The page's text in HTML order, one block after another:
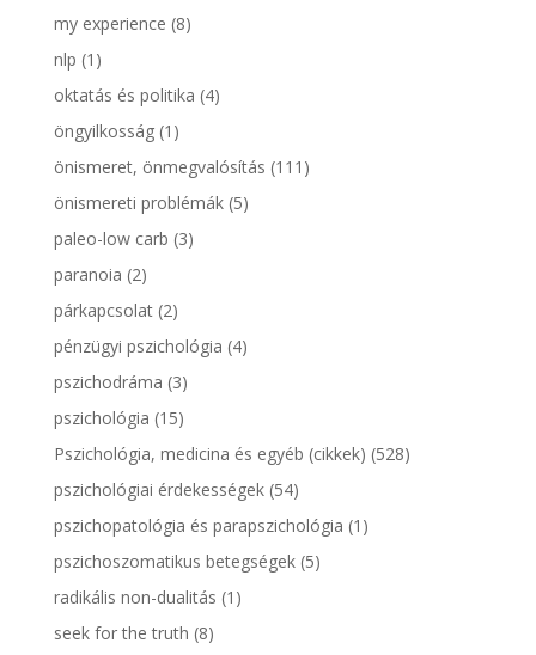
my experience (8)
nlp (1)
oktatás és politika (4)
öngyilkosság(1)
önismeret, önmegvalósítás (111)
önismereti problémák(5)
paleo-low carb (3)
paranoia (2)
párkapcsolat(2)
pénzügyi pszichológia (4)
pszichodráma (3)
pszichológia (15)
Pszichológia, medicina és egyéb (cikkek) (528)
pszichológiai érdekességek(54)
pszichopatológia és parapszichológia (1)
pszichoszomatikus betegségek(5)
radikális non-dualitás (1)
seek for the truth (8)